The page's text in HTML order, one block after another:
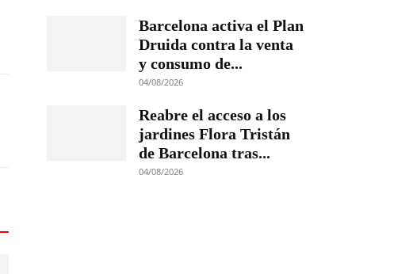
Barcelona activa el Plan
Druida contra la venta
y consumo de...
04/08/2026
Reabre el acceso a los
jardines Flora Tristán
de Barcelona tras...
04/08/2026